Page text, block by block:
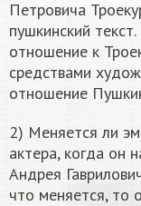
Петровича
пушкинский
отношение к
средствами
отношение
2) Меняется ли
актера, когда он
Андрея
что меняется, то